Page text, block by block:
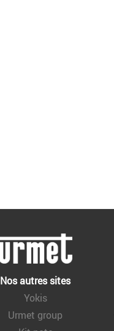
Nos autres sites
Yokis
Urmet group